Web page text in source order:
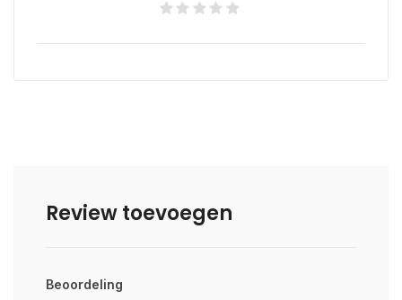
Review toevoegen
Beoordeling